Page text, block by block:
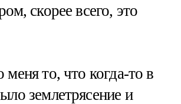
скорее всего, это
меня то, что когда-то в
землетрясение и